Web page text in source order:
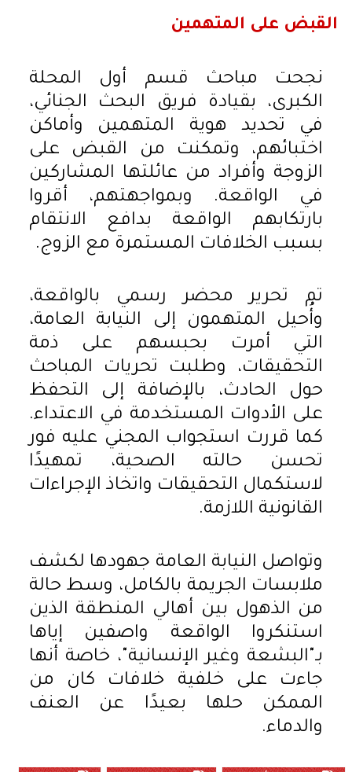
القبض على المتهمين
نجحت مباحث قسم أول المحلة
الكبرى، بقيادة فريق البحث الجنائي،
في تحديد هوية المتهمين وأماكن
اختبائهم، وتمكنت من القبض على
الزوجة وأفراد من عائلتها المشاركين
في الواقعة. وبمواجهتهم، أقروا
بارتكابهم الواقعة بدافع الانتقام
بسبب الخلافات المستمرة مع الزوج.
تم تحرير محضر رسمي بالواقعة،
وأُحيل المتهمون إلى النيابة العامة،
التي أمرت بحبسهم على ذمة
التحقيقات، وطلبت تحريات المباحث
حول الحادث، بالإضافة إلى التحفظ
على الأدوات المستخدمة في الاعتداء.
كما قررت استجواب المجني عليه فور
تحسن حالته الصحية، تمهيدًا
لاستكمال التحقيقات واتخاذ الإجراءات
القانونية اللازمة.
وتواصل النيابة العامة جهودها لكشف
ملابسات الجريمة بالكامل، وسط حالة
من الذهول بين أهالي المنطقة الذين
استنكروا الواقعة واصفين إياها
بـ"البشعة وغير الإنسانية"، خاصة أنها
جاءت على خلفية خلافات كان من
الممكن حلها بعيدًا عن العنف
والدماء.